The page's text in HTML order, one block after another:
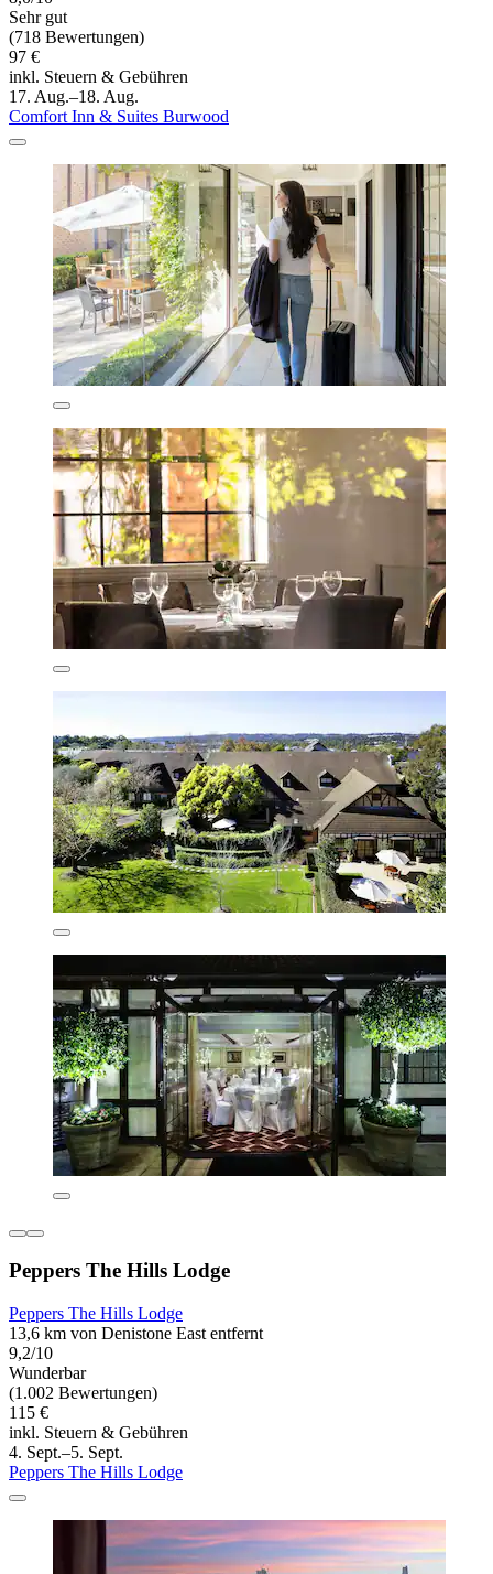
Sehr gut
(718 Bewertungen)
97 €
inkl. Steuern & Gebühren
17. Aug.–18. Aug.
Comfort Inn & Suites Burwood
Peppers The Hills Lodge
Peppers The Hills Lodge
13,6 km von Denistone East entfernt
9,2/10
Wunderbar
(1.002 Bewertungen)
115 €
inkl. Steuern & Gebühren
4. Sept.–5. Sept.
Peppers The Hills Lodge